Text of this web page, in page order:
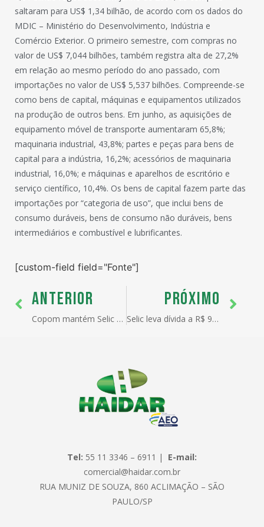
saltaram para US$ 1,34 bilhão, de acordo com os dados do
MDIC – Ministério do Desenvolvimento, Indústria e
Comércio Exterior. O primeiro semestre, com compras no
valor de US$ 7,044 bilhões, também registra alta de 27,2%
em relação ao mesmo período do ano passado, com
importações no valor de US$ 5,537 bilhões. Compreende-se
como bens de capital, máquinas e equipamentos utilizados
na produção de outros bens. Em junho, as aquisições de
equipamento móvel de transporte aumentaram 65,8%;
maquinaria industrial, 43,8%; partes e peças para bens de
capital para a indústria, 16,2%; acessórios de maquinaria
industrial, 16,0%; e máquinas e aparelhos de escritório e
serviço científico, 10,4%. Os bens de capital fazem parte das
importações por “categoria de uso”, que inclui bens de
consumo duráveis, bens de consumo não duráveis, bens
intermediários e combustível e lubrificantes.
[custom-field field="Fonte"]
ANTERIOR
Copom mantém Selic e não sinaliza queda
PRÓXIMO
Selic leva dívida a R$ 905,5 bi
Tel: 55 11 3346 – 6911 | E-mail:
comercial@haidar.com.br
RUA MUNIZ DE SOUZA, 860 ACLIMAÇÃO – SÃO
PAULO/SP